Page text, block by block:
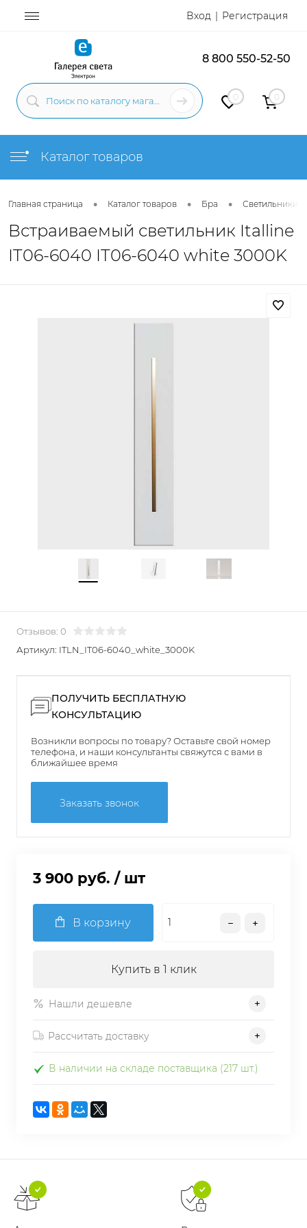
Вход Регистрация
8 800 550-52-50
0 0
Каталог товаров
Главная страница • Каталог товаров • Бра • Светильники
Встраиваемый светильник Italline
IT06-6040 IT06-6040 white 3000K
Отзывов: 0
Артикул: ITLN_IT06-6040_white_3000K
ПОЛУЧИТЬ БЕСПЛАТНУЮ
КОНСУЛЬТАЦИЮ
Возникли вопросы по товару? Оставьте свой номер
телефона, и наши консультанты свяжутся с вами в
ближайшее время
Заказать звонок
3 900 руб. / шт
В корзину
Купить в 1 клик
Нашли дешевле
Рассчитать доставку
В наличии на складе поставщика (217 шт.)